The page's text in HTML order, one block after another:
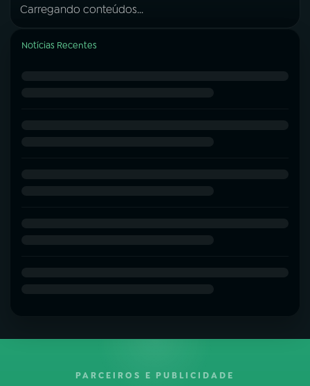
Carregando conteúdos...
Notícias Recentes
PARCEIROS E PUBLICIDADE